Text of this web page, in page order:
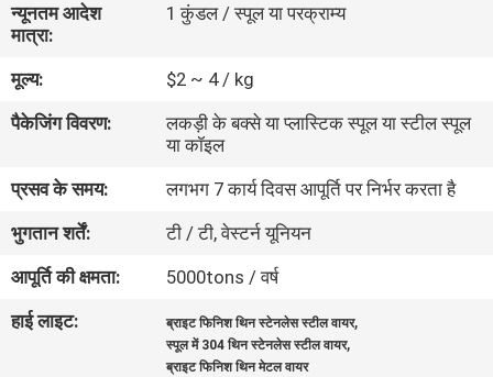
हमारे
बारे
में
कारखाना
भ्रमण
गुणवत्ता
नियंत्रण
न्यूनतम आदेश
मात्रा:
1 कुंडल / स्पूल या परक्राम्य
मूल्य:
$2 ~ 4 / kg
पैकेजिंग विवरण:
लकड़ी के बक्से या प्लास्टिक स्पूल या स्टील स्पूल
या कॉइल
प्रसव के समय:
लगभग 7 कार्य दिवस आपूर्ति पर निर्भर करता है
भुगतान शर्तें:
टी / टी, वेस्टर्न यूनियन
आपूर्ति की क्षमता:
5000tons / वर्ष
हाई लाइट:
ब्राइट फिनिश थिन स्टेनलेस स्टील वायर,
स्पूल में 304 थिन स्टेनलेस स्टील वायर,
ब्राइट फिनिश थिन मेटल वायर